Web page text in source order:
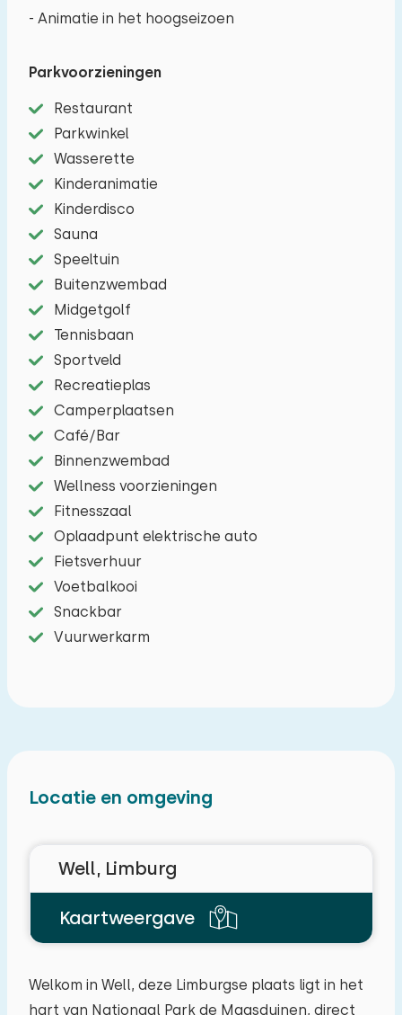
- Animatie in het hoogseizoen
Parkvoorzieningen
Restaurant
Parkwinkel
Wasserette
Kinderanimatie
Kinderdisco
Sauna
Speeltuin
Buitenzwembad
Midgetgolf
Tennisbaan
Sportveld
Recreatieplas
Camperplaatsen
Café/Bar
Binnenzwembad
Wellness voorzieningen
Fitnesszaal
Oplaadpunt elektrische auto
Fietsverhuur
Voetbalkooi
Snackbar
Vuurwerkarm
Locatie en omgeving
Well, Limburg
Kaartweergave
Welkom in Well, deze Limburgse plaats ligt in het
hart van Nationaal Park de Maasduinen, direct